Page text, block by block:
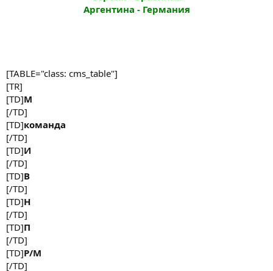
Аргентина - Германия
[TABLE="class: cms_table"]
[TR]
[TD]М
[/TD]
[TD]команда
[/TD]
[TD]И
[/TD]
[TD]В
[/TD]
[TD]Н
[/TD]
[TD]П
[/TD]
[TD]Р/М
[/TD]